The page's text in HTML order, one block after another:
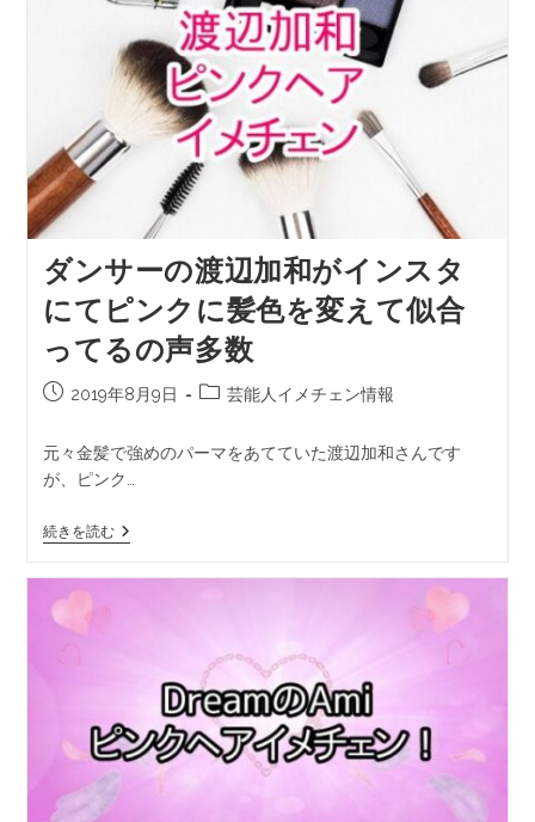
ダンサーの渡辺加和がインスタ
にてピンクに髪色を変えて似合
ってるの声多数
2019年8月9日 芸能人イメチェン情報
元々金髪で強めのパーマをあてていた渡辺加和さんです
が、ピンク…
続きを読む